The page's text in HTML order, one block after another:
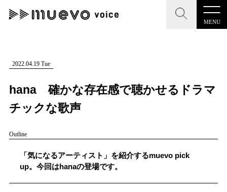
MENU
CLOSE
記事を検索する
人気ワード
#男性SSW #ポップス #女性SSW
CLOSE
"読者の声を形にする”音楽特化メディア
MENU
記事一覧
2022.04.19 Tue
hana 確かな存在感で聴かせるドラマ
チックな歌声
Outline
「気になるアーティスト」を紹介するmuevo pick
up。今回はhanaの登場です。